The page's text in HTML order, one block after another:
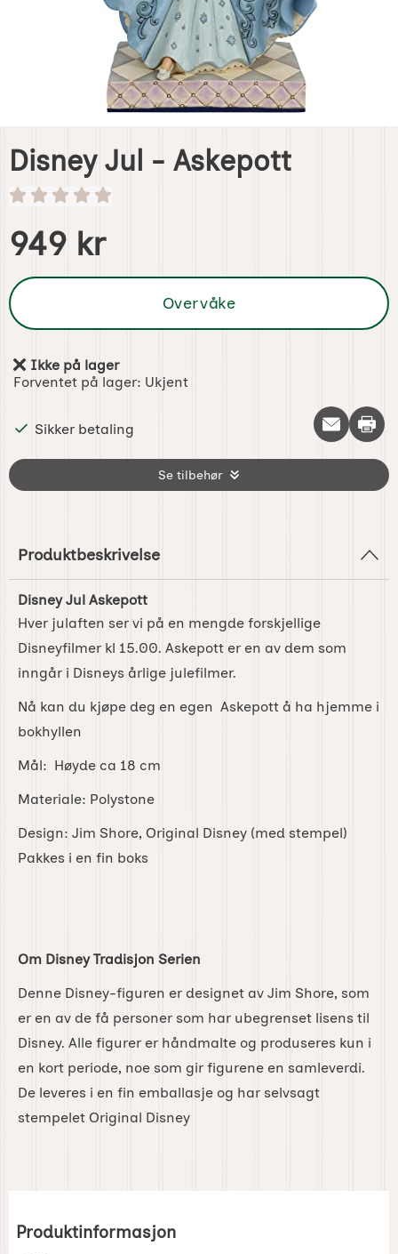
Disney Jul - Askepott
Handle dette produktet, Disney Jul - Askepott
pris
949 kr
Overvåke
Produkttilgjengelighet:
Ikke på lager
Forventet på lager: Ukjent
Sikker betaling Skriv
Se tilbehør
Produktbeskrivelse
Disney Jul Askepott
Hver julaften ser vi på en mengde forskjellige
Disneyfilmer kl 15.00. Askepott er en av dem som
inngår i Disneys årlige julefilmer.
Nå kan du kjøpe deg en egen Askepott å ha hjemme i
bokhyllen
Mål: Høyde ca 18 cm
Materiale: Polystone
Design: Jim Shore, Original Disney (med stempel)
Pakkes i en fin boks
Om Disney Tradisjon Serien
Denne Disney-figuren er designet av Jim Shore, som
er en av de få personer som har ubegrenset lisens til
Disney. Alle figurer er håndmalte og produseres kun i
en kort periode, noe som gir figurene en samleverdi.
De leveres i en fin emballasje og har selvsagt
stempelet Original Disney
Produktinformasjon